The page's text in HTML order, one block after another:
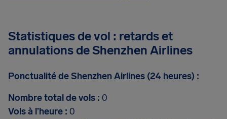
Statistiques de vol : retards et
annulations de Shenzhen Airlines
Ponctualité de Shenzhen Airlines (24 heures) :
Nombre total de vols : 0
Vols à l’heure : 0